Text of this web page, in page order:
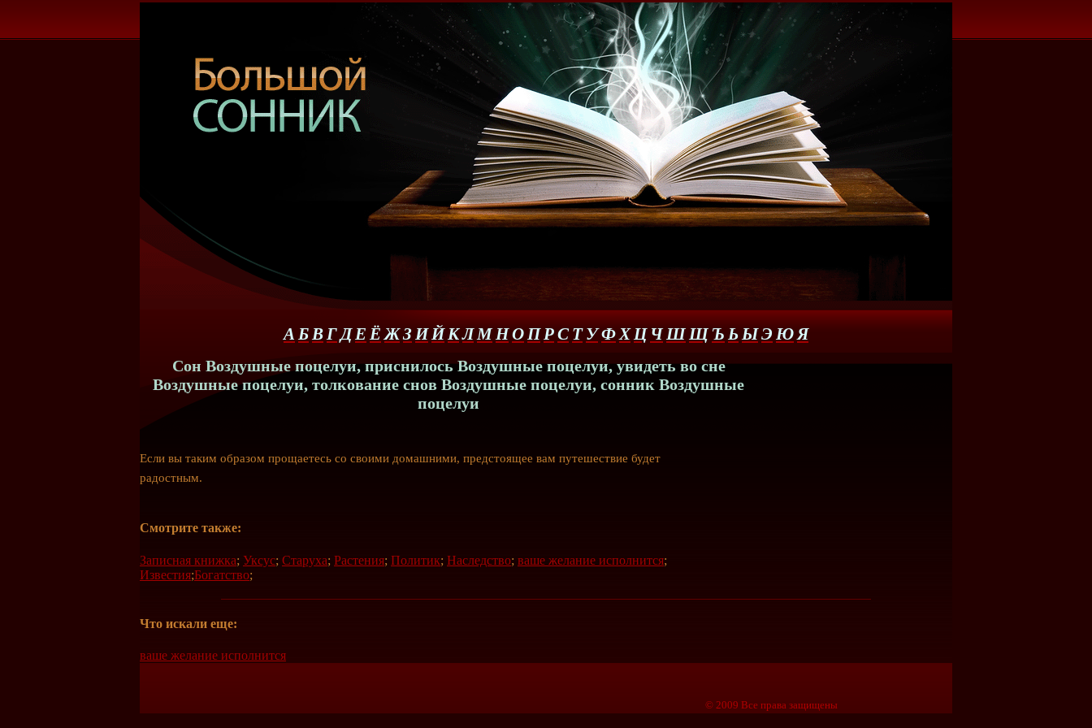
А БВГДЕ Ё ЖЗ ИЙКЛМНОПРС Т УФХЦ ЧШЩ Ъ ЬЫЭ ЮЯ
Сон Воздушные поцелуи, приснилось Воздушные поцелуи, увидеть во сне
Воздушные поцелуи, толкование снов Воздушные поцелуи, сонник Воздушные
поцелуи
Если вы таким образом прощаетесь со своими домашними, предстоящее вам путешествие будет
радостным.
Смотрите также:
Записная книжка; Уксус; Старуха; Растения; Политик; Наследство; ваше желание исполнится;
Известия;Богатство;
Что искали еще:
ваше желание исполнится
© 2009 Все права защищены